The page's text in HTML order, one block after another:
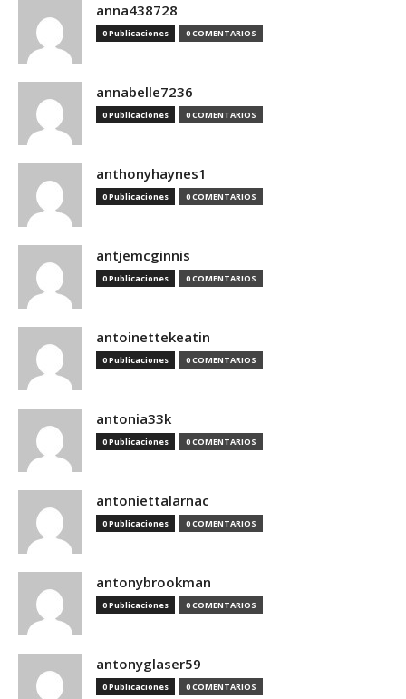
anna438728
0 Publicaciones 0 COMENTARIOS
annabelle7236
0 Publicaciones 0 COMENTARIOS
anthonyhaynes1
0 Publicaciones 0 COMENTARIOS
antjemcginnis
0 Publicaciones 0 COMENTARIOS
antoinettekeatin
0 Publicaciones 0 COMENTARIOS
antonia33k
0 Publicaciones 0 COMENTARIOS
antoniettalarnac
0 Publicaciones 0 COMENTARIOS
antonybrookman
0 Publicaciones 0 COMENTARIOS
antonyglaser59
0 Publicaciones 0 COMENTARIOS